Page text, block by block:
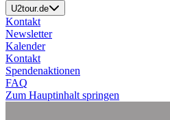
U2tour.de
Kontakt
Newsletter
Kalender
Kontakt
Spendenaktionen
FAQ
Zum Hauptinhalt springen